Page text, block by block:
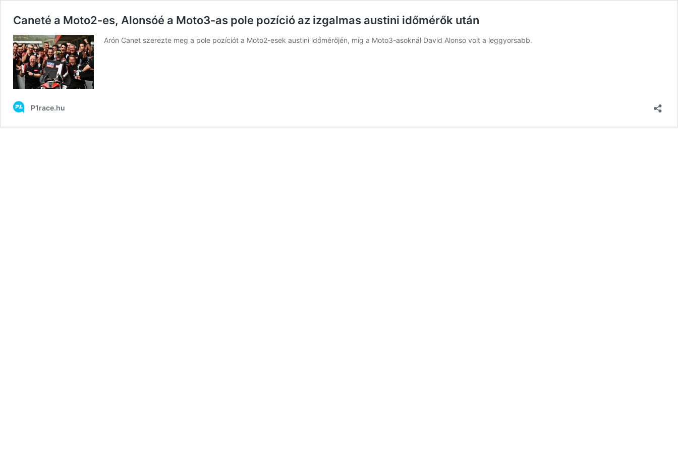
Caneté a Moto2-es, Alonsóé a Moto3-as pole pozíció az izgalmas austini időmérők után
Arón Canet szerezte meg a pole pozíciót a Moto2-esek austini időmérőjén, míg a Moto3-asoknál David Alonso volt a leggyorsabb.
P1race.hu